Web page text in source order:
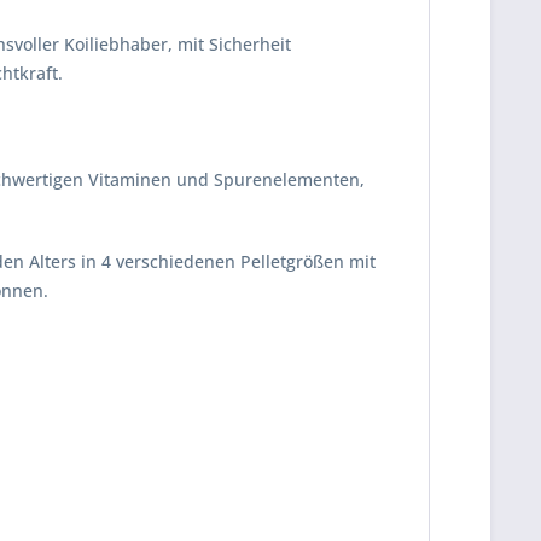
Koiliebhaber, mit Sicherheit
Vitaminen und Spurenelementen,
Alters in 4 verschiedenen Pelletgrößen mit